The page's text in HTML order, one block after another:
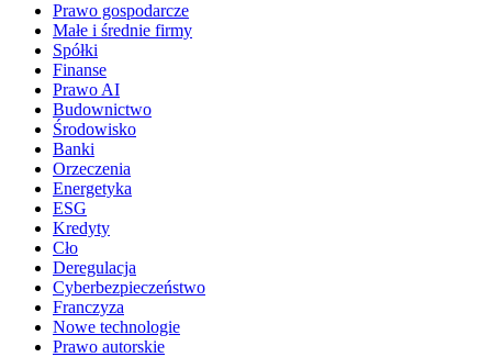
Prawo gospodarcze
Małe i średnie firmy
Spółki
Finanse
Prawo AI
Budownictwo
Środowisko
Banki
Orzeczenia
Energetyka
ESG
Kredyty
Cło
Deregulacja
Cyberbezpieczeństwo
Franczyza
Nowe technologie
Prawo autorskie